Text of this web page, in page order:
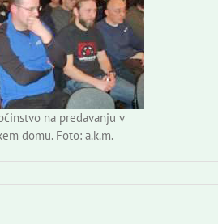
na predavanju v
domu. Foto: a.k.m.